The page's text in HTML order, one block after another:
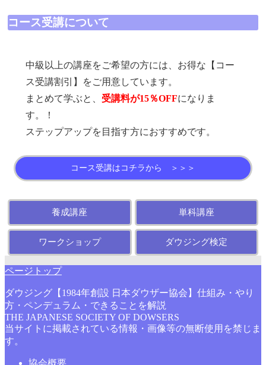
コース受講について
中級以上の講座をご希望の方には、お得な【コー
ス受講割引】をご用意しています。
まとめて学ぶと、 受講料が15％OFFになりま
す。！
ステップアップを目指す方におすすめです。
コース受講はコチラから ＞＞＞
養成講座 単科講座
ワークショップ ダウジング検定
ページトップ
ダウジング【1984年創設 日本ダウザー協会】仕組み・やり
方・ペンデュラム・できることを解説
THE JAPANESE SOCIETY OF DOWSERS
当サイトに掲載されている情報・画像等の無断使用を禁じま
す。